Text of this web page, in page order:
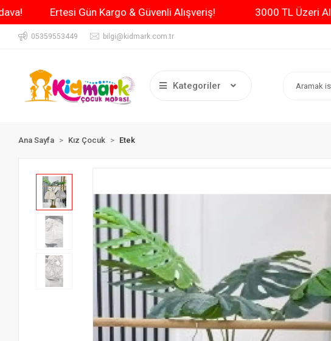
Bedava! Ertesi Gün Kargo & Güvenli Alışveriş! 3000
05359553449 bilgi@kidmark.com.tr
Kategoriler
Ana Sayfa Kız Çocuk Etek